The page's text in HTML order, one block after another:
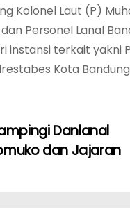
Kolonel Laut (P)
Personel Lanal
instansi terkait yakni
Kota
Danlanal
dan Jajaran